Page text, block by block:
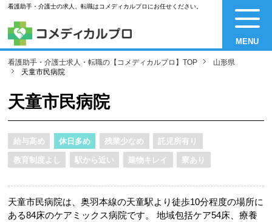
看護助手・介護士の求人、転職はコメディカルプロにお任せください。
MENU
看護助手・介護士求人・転職の【コメディカルプロ】TOP
山形県
天童市民病院
天童市民病院
給与高め 休日多め 残業少なめ 託児所有り
教育制度よし 駅から近い 建物キレイ 寮あり
天童市民病院は、奥羽本線の天童駅より徒歩10分程度の場所に
ある84床のケアミックス病院です。 地域包括ケア54床、療養